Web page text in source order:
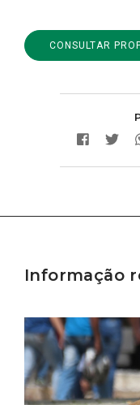
CONSULTAR
Informação